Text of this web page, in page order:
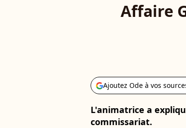
Affaire
Ajoutez Ode à vos
L'animatrice a
commissariat.